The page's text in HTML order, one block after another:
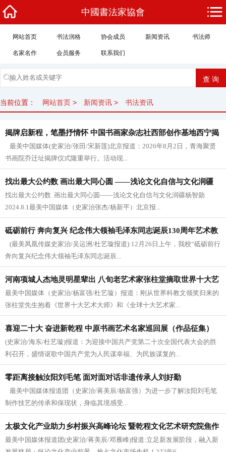
中國書法家協會
网站首页 书法润格 协会成员 新闻资讯 书法师
名家名作 会员服务 联系我们
当前位置： 网站首页 > 新闻资讯 > 书法资讯
揭牌启新程，笔墨抒情怀 中国书画家杂志社西部创作基地西宁揭
牌
最美中国媒体(史家治/张田/宋新莲)北京报道：2026年8月2日，青海聚贤
书画院乔迁址揭牌仪式隆重举行。活动现...
找出最大公约数 画出最大同心圆 ——浅论文化自信与文化润疆
找出最大公约数 画出最大同心圆——浅论文化自信与文化润疆杨智勋
2024.8.1最美中国媒体（史家治张杰/杨新平）北京报...
砥砺前行 奔向复兴 纪念伟大领袖毛泽东同志诞辰130周年艺术教
学实践成果展在郑州工程技术学院开幕
(最美凤凰传媒史家治/吴运洲/杜艺璇报道):12月26日上午，我校“砥砺前行
奔向复兴纪念伟大领袖毛泽东同志诞辰...
河南项城人杰地灵明星辈出 八旬老艺术家张柱堂摘取世界十大艺
术大师桂冠
最美中国媒体（史家治/杨富强/杜艺璇）报道：刚从世界科教文领奖归来的
张柱堂先生抱着《世界十大艺术大师》和《全球十大艺术家...
喜迎二十大 奋进新乾程 中原书画艺术名家巡回展（作品征集）
在郑州隆重启动
(史家治/海东/杜艺璇)报道：为迎接中国共产党第二十次全国代表大会的胜
利召开，盛情讴歌中国共产党为人民谋幸福、为民族谋复的...
零距离接触汝阳刘毛笔 面对面对话非遗传承人刘好勤
最美中国媒体报道团（史家治/蒋美辰/杨富强）为进一步了解汝阳刘毛笔
制作技艺的传承和保现状，身临其境感受...
太极文化产业助力乡村振兴高峰论坛 暨乾程文化艺术研究院焦作
分院启动
最美中国媒体报道团(史家治/蒋美辰/邓雁峰)报道:立足新发展阶段，融入新